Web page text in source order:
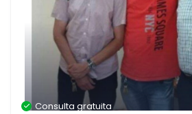
Consulta gratuita